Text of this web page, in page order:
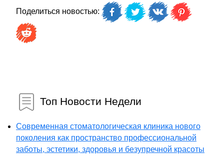
Поделиться новостью:
Топ Новости Недели
Современная стоматологическая клиника нового
поколения как пространство профессиональной
заботы, эстетики, здоровья и безупречной красоты